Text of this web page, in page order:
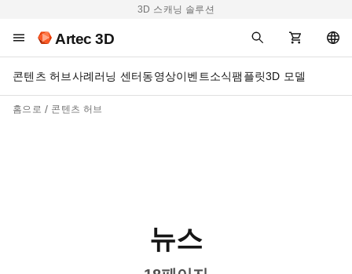
3D 스캐닝 솔루션
Artec 3D
콘텐츠 허브사례러닝 센터동영상이벤트소식팸플릿3D 모델
홈으로 콘텐츠 허브
뉴스